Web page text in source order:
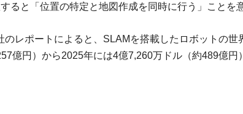
ると「位置の特定と地図作成を同時に行う」ことを
のレポートによると、SLAMを搭載したロボットの世
億円）から2025年には4億7,260万ドル（約489億円